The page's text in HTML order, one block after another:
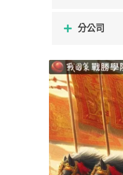
分公司